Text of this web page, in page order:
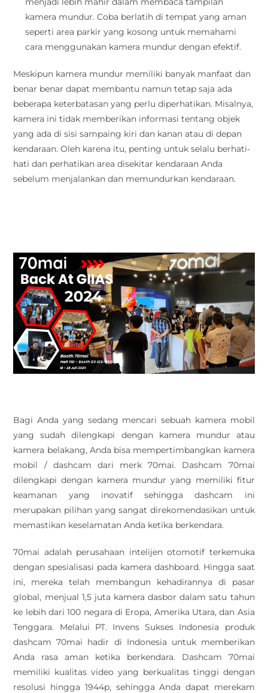
kamera mundur. Coba berlatih di tempat yang aman
seperti area parkir yang kosong untuk memahami
cara menggunakan kamera mundur dengan efektif.
Meskipun kamera mundur memiliki banyak manfaat dan
benar benar dapat membantu namun tetap saja ada
beberapa keterbatasan yang perlu diperhatikan. Misalnya,
kamera ini tidak memberikan informasi tentang objek
yang ada di sisi sampaing kiri dan kanan atau di depan
kendaraan. Oleh karena itu, penting untuk selalu berhati-
hati dan perhatikan area disekitar kendaraan Anda
sebelum menjalankan dan memundurkan kendaraan.
Bagi Anda yang sedang mencari sebuah kamera mobil
yang sudah dilengkapi dengan kamera mundur atau
kamera belakang, Anda bisa mempertimbangkan kamera
mobil / dashcam dari merk 70mai. Dashcam 70mai
dilengkapi dengan kamera mundur yang memiliki fitur
keamanan yang inovatif sehingga dashcam ini
merupakan pilihan yang sangat direkomendasikan untuk
memastikan keselamatan Anda ketika berkendara.
70mai adalah perusahaan intelijen otomotif terkemuka
dengan spesialisasi pada kamera dashboard. Hingga saat
ini, mereka telah membangun kehadirannya di pasar
global, menjual 1,5 juta kamera dasbor dalam satu tahun
ke lebih dari 100 negara di Eropa, Amerika Utara, dan Asia
Tenggara. Melalui PT. Invens Sukses Indonesia produk
dashcam 70mai hadir di Indonesia untuk memberikan
Anda rasa aman ketika berkendara. Dashcam 70mai
memiliki kualitas video yang berkualitas tinggi dengan
resolusi hingga 1944p, sehingga Anda dapat merekam